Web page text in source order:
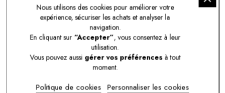
ÉCRIRE LE PREMIER AVIS
VOUS POURRIEZ ÉGALEMENT
AIMER
Nous utilisons des cookies pour améliorer votre
expérience, sécuriser les achats et analyser la
navigation.
En cliquant sur “Accepter”, vous consentez à leur
utilisation.
Vous pouvez aussi gérer vos préférencesà tout
moment.
Politique de cookies Personnaliser les cookies